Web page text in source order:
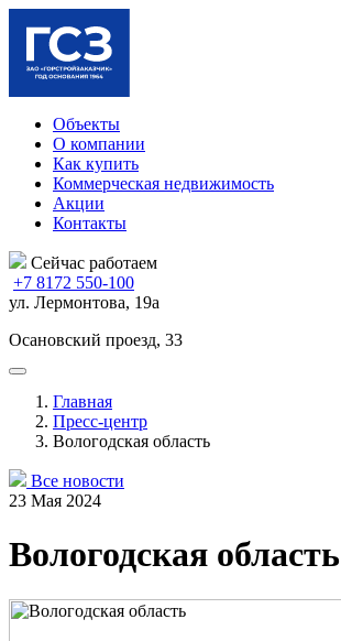
Объекты
О компании
Как купить
Коммерческая недвижимость
Акции
Контакты
Сейчас работаем
+7 8172 550-100
ул. Лермонтова, 19а
Осановский проезд, 33
Главная
Пресс-центр
Вологодская область
Все новости
23 Мая 2024
Вологодская область